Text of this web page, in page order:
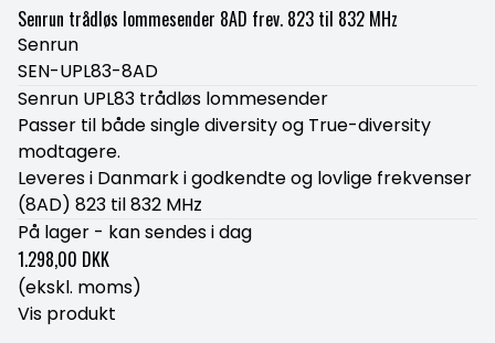
Senrun trådløs lommesender 8AD frev. 823 til 832 MHz
Senrun
SEN-UPL83-8AD
Senrun UPL83 trådløs lommesender
Passer til både single diversity og True-diversity
modtagere.
Leveres i Danmark i godkendte og lovlige frekvenser
(8AD) 823 til 832 MHz
På lager - kan sendes i dag
1.298,00 DKK
(ekskl. moms)
Vis produkt